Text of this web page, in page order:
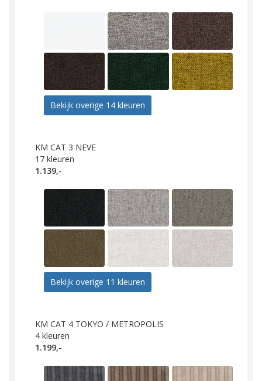
Bekijk overige 14 kleuren
KM CAT 3 NEVE
17 kleuren
1.139,-
Bekijk overige 11 kleuren
KM CAT 4 TOKYO / METROPOLIS
4 kleuren
1.199,-